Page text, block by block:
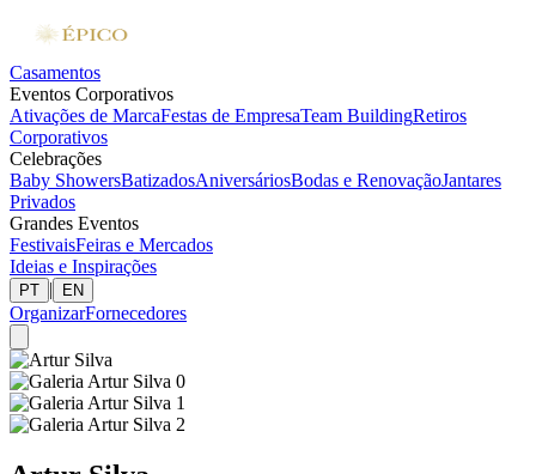
Casamentos
Eventos Corporativos
Ativações de MarcaFestas de EmpresaTeam BuildingRetiros
Corporativos
Celebrações
Baby ShowersBatizadosAniversáriosBodas e RenovaçãoJantares
Privados
Grandes Eventos
FestivaisFeiras e Mercados
Ideias e Inspirações
PT | EN
OrganizarFornecedores